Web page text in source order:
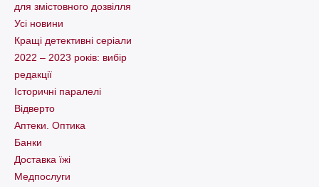
для змістовного дозвілля
Усі новини
Кращі детективні серіали
2022 – 2023 років: вибір
редакції
Історичні паралелі
Відверто
Аптеки. Оптика
Банки
Доставка їжі
Медпослуги